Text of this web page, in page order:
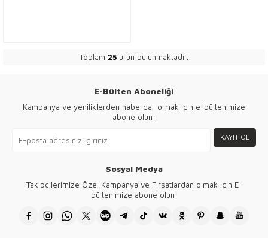
Toplam 25 ürün bulunmaktadır.
E-Bülten Aboneliği
Kampanya ve yeniliklerden haberdar olmak için e-bültenimize
abone olun!
KAYIT OL
Sosyal Medya
Takipçilerimize Özel Kampanya ve Fırsatlardan olmak için E-
bültenimize abone olun!